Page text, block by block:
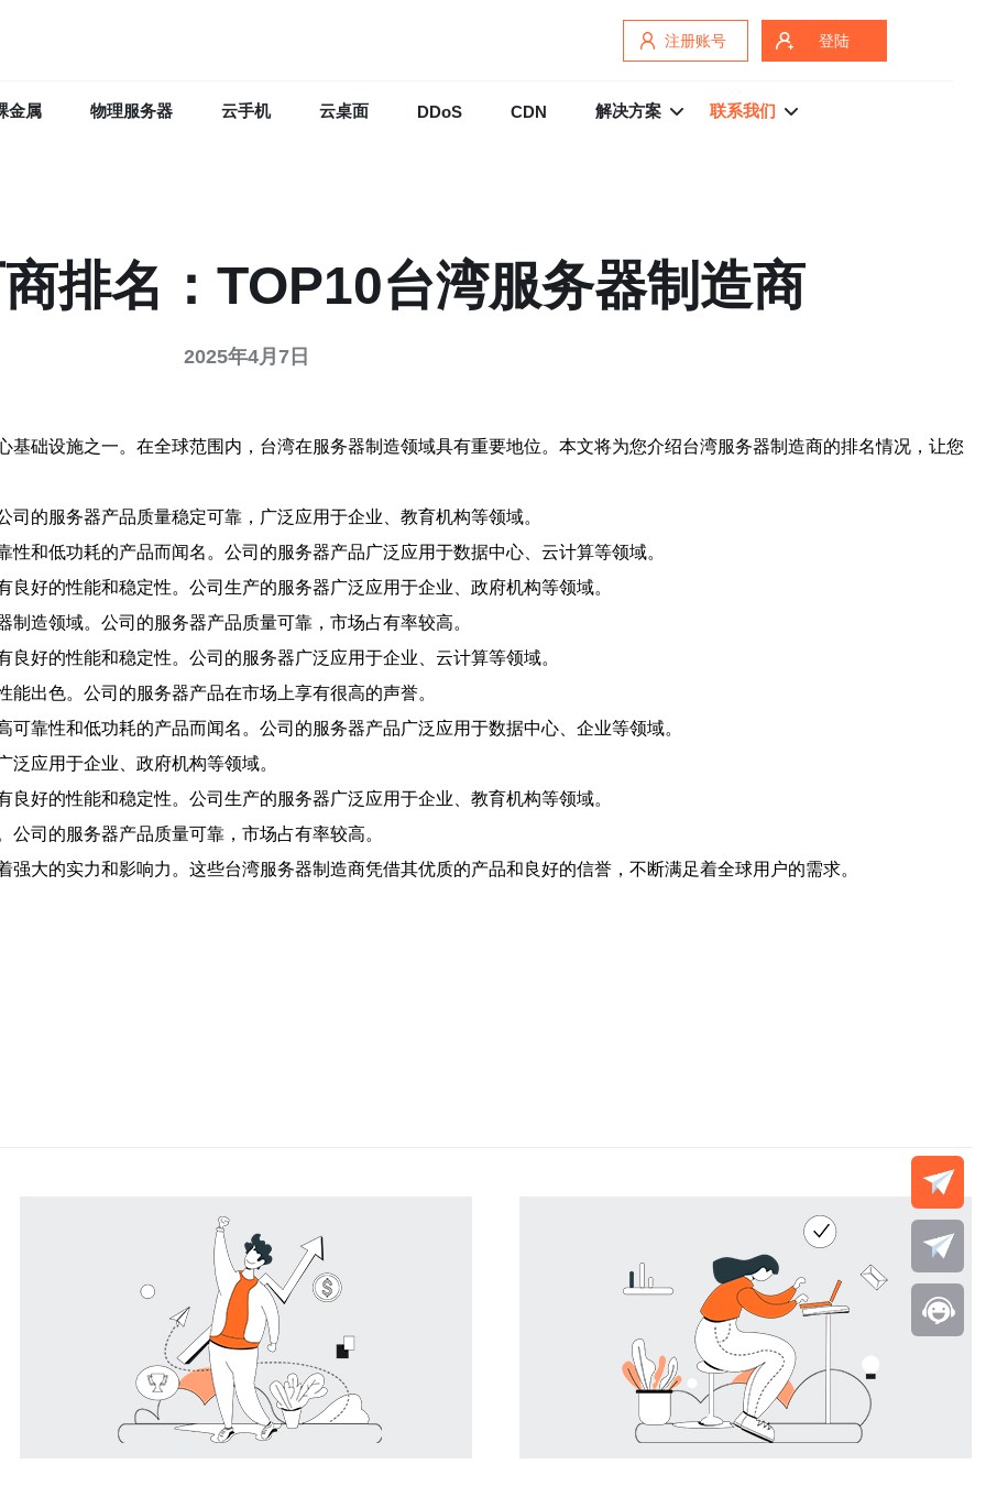
注册账号 登陆
金属 物理服务器 云手机 云桌面 DDoS CDN 解决方案 联系我们
排名：TOP10台湾服务器制造商
2025年4月7日
础设施之一。在全球范围内，台湾在服务器制造领域具有重要地位。本文将为您介绍台湾服务器制造商的排名情况，让您
的服务器产品质量稳定可靠，广泛应用于企业、教育机构等领域。
和低功耗的产品而闻名。公司的服务器产品广泛应用于数据中心、云计算等领域。
好的性能和稳定性。公司生产的服务器广泛应用于企业、政府机构等领域。
造领域。公司的服务器产品质量可靠，市场占有率较高。
好的性能和稳定性。公司的服务器广泛应用于企业、云计算等领域。
出色。公司的服务器产品在市场上享有很高的声誉。
靠性和低功耗的产品而闻名。公司的服务器产品广泛应用于数据中心、企业等领域。
应用于企业、政府机构等领域。
好的性能和稳定性。公司生产的服务器广泛应用于企业、教育机构等领域。
司的服务器产品质量可靠，市场占有率较高。
大的实力和影响力。这些台湾服务器制造商凭借其优质的产品和良好的信誉，不断满足着全球用户的需求。